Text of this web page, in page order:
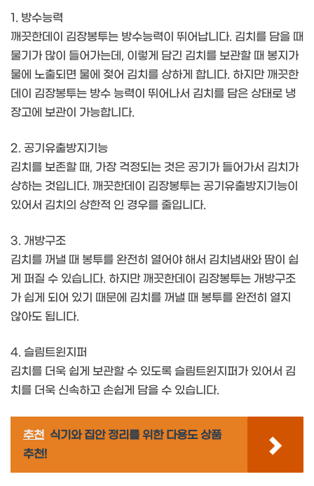
1. 방수능력
깨끗한데이 김장봉투는 방수능력이 뛰어납니다. 김치를 담을 때
물기가 많이 들어가는데, 이렇게 담긴 김치를 보관할 때 봉지가
물에 노출되면 물에 젖어 김치를 상하게 합니다. 하지만 깨끗한
데이 김장봉투는 방수 능력이 뛰어나서 김치를 담은 상태로 냉
장고에 보관이 가능합니다.
2. 공기유출방지기능
김치를 보존할 때, 가장 걱정되는 것은 공기가 들어가서 김치가
상하는 것입니다. 깨끗한데이 김장봉투는 공기유출방지기능이
있어서 김치의 상한적 인 경우를 줄입니다.
3. 개방구조
김치를 꺼낼 때 봉투를 완전히 열어야 해서 김치냄새와 땀이 쉽
게 퍼질 수 있습니다. 하지만 깨끗한데이 김장봉투는 개방구조
가 쉽게 되어 있기 때문에 김치를 꺼낼 때 봉투를 완전히 열지
않아도 됩니다.
4. 슬림트윈지퍼
김치를 더욱 쉽게 보관할 수 있도록 슬림트윈지퍼가 있어서 김
치를 더욱 신속하고 손쉽게 담을 수 있습니다.
추천 식기와 집안 정리를 위한 다용도 상품
추천!